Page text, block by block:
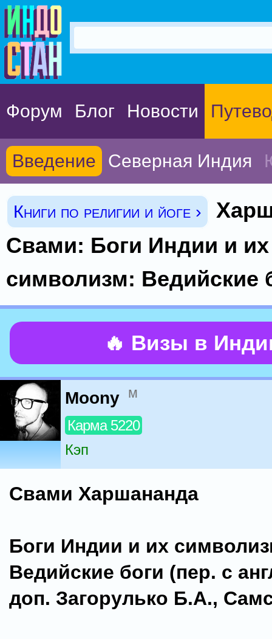
Форум Блог Новости
Введение Северная Индия
Книги по религии и йоге ›
Свами: Боги Индии и их
символизм: Ведийские
🔥 Визы в
Moony м
Карма 5220
Кэп
Свами Харшананда
Боги Индии и их
Ведийские боги (пер. с
доп. Загорулько Б.А.,